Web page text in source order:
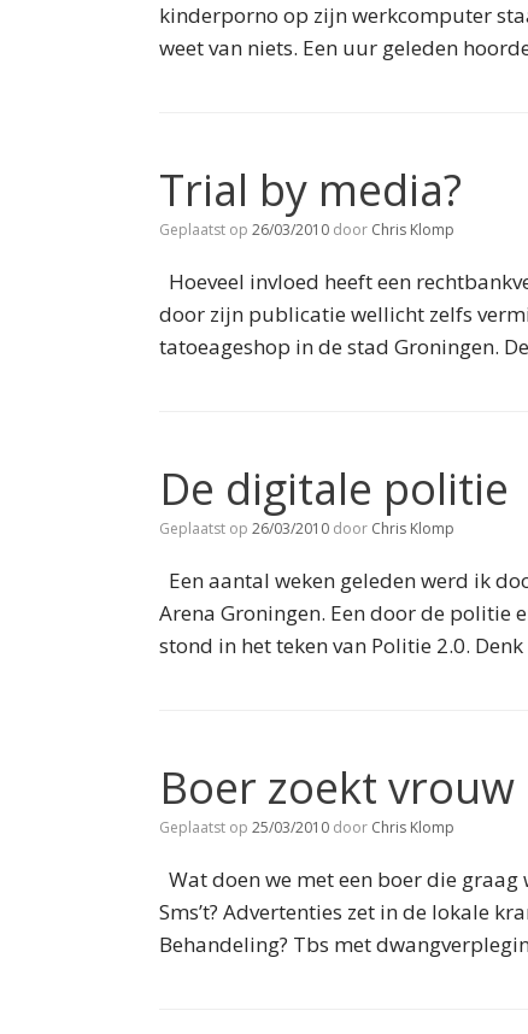
kinderporno op zijn werkcomputer
weet van niets. Een uur geleden
Trial by media?
Geplaatst op 26/03/2010 door Chris Klomp
Hoeveel invloed heeft een
door zijn publicatie wellicht zelfs
tatoeageshop in de stad Groningen.
De digitale politie
Geplaatst op 26/03/2010 door Chris Klomp
Een aantal weken geleden werd ik
Arena Groningen. Een door de politie
stond in het teken van Politie 2.0.
Boer zoekt vrouw
Geplaatst op 25/03/2010 door Chris Klomp
Wat doen we met een boer die
Sms’t? Advertenties zet in de lokale
Behandeling? Tbs met